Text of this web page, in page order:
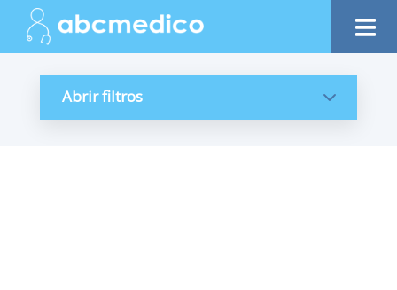
Abrir filtros